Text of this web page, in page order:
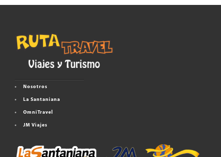
Nosotros
La Santaniana
OmniTravel
JM Viajes